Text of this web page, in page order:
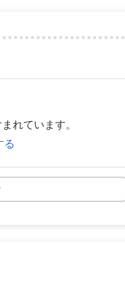
れています。
る